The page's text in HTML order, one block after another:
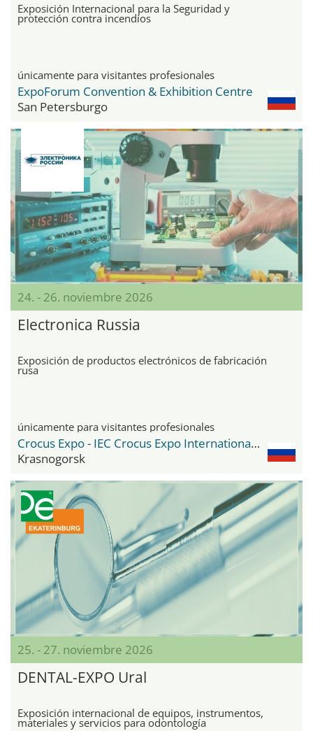
Exposición Internacional para la Seguridad y
protección contra incendios
únicamente para visitantes profesionales
ExpoForum Convention & Exhibition Centre
San Petersburgo
24. - 26. noviembre 2026
Electronica Russia
Exposición de productos electrónicos de fabricación
rusa
únicamente para visitantes profesionales
Crocus Expo - IEC Crocus Expo International Exhibition Centre
Krasnogorsk
25. - 27. noviembre 2026
DENTAL-EXPO Ural
Exposición internacional de equipos, instrumentos,
materiales y servicios para odontología